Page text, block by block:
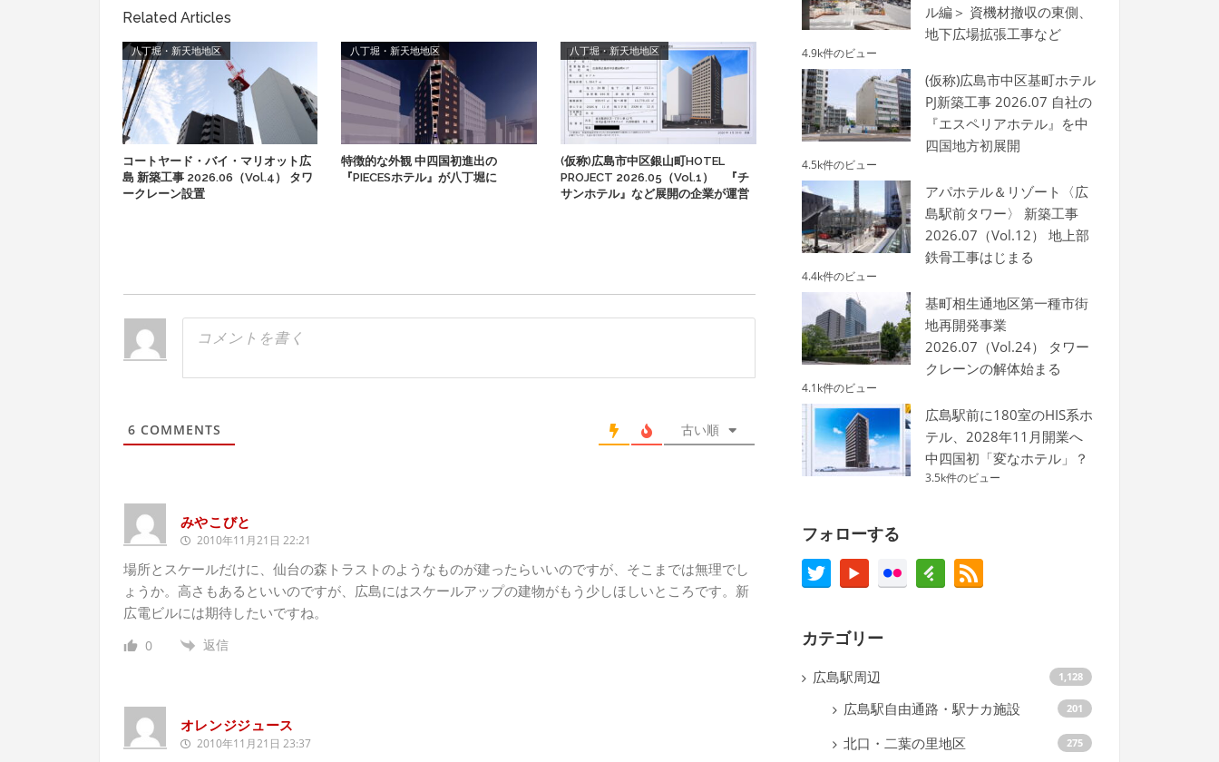
Related Articles
八丁堀・新天地地区
コートヤード・バイ・マリオット広
島 新築工事 2026.06（Vol.4） タワ
ークレーン設置
八丁堀・新天地地区
特徴的な外観 中四国初進出の
『PIECESホテル』が八丁堀に
八丁堀・新天地地区
(仮称)広島市中区銀山町HOTEL
PROJECT 2026.05（Vol.1） 『チ
サンホテル』など展開の企業が運営
6 COMMENTS 古い順
みやこびと
2010年11月21日 22:21
場所とスケールだけに、仙台の森トラストのようなものが建ったらいいのですが、そこまでは無理でし
ょうか。高さもあるといいのですが、広島にはスケールアップの建物がもう少しほしいところです。新
広電ビルには期待したいですね。
0 返信
オレンジジュース
2010年11月21日 23:37
ル編＞ 資機材撤収の東側、
地下広場拡張工事など
4.9k件のビュー
(仮称)広島市中区基町ホテル
PJ新築工事 2026.07 自社の
『エスペリアホテル』を中
四国地方初展開
4.5k件のビュー
アパホテル＆リゾート〈広
島駅前タワー〉 新築工事
2026.07（Vol.12） 地上部
鉄骨工事はじまる
4.4k件のビュー
基町相生通地区第一種市街
地再開発事業
2026.07（Vol.24） タワー
クレーンの解体始まる
4.1k件のビュー
広島駅前に180室のHIS系ホ
テル、2028年11月開業へ
中四国初「変なホテル」？
3.5k件のビュー
フォローする
カテゴリー
広島駅周辺 1,128
広島駅自由通路・駅ナカ施設 201
北口・二葉の里地区 275